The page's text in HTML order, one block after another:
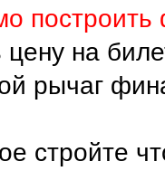
цену на
рычаг
стройте